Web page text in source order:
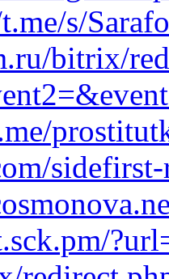
s/
bitrix/